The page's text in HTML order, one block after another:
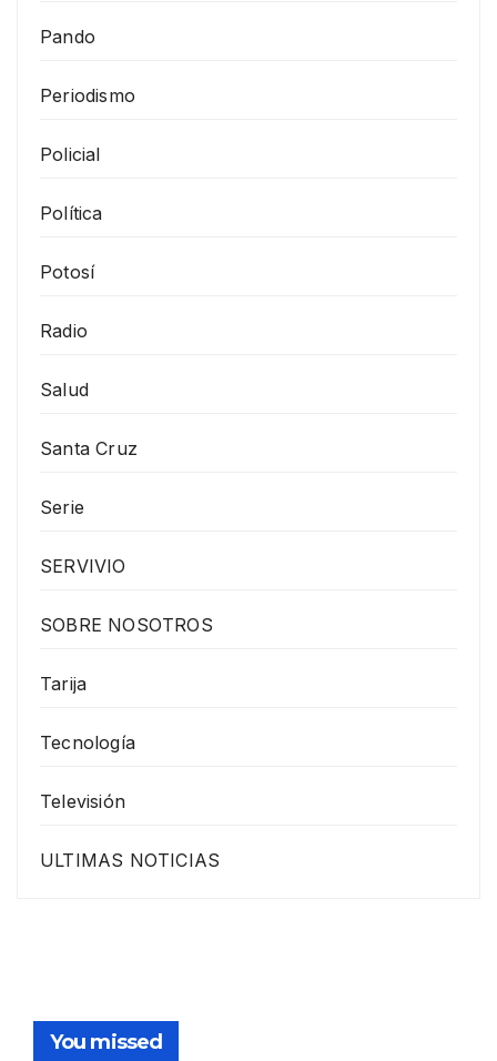
Pando
Periodismo
Policial
Política
Potosí
Radio
Salud
Santa Cruz
Serie
SERVIVIO
SOBRE NOSOTROS
Tarija
Tecnología
Televisión
ULTIMAS NOTICIAS
You missed